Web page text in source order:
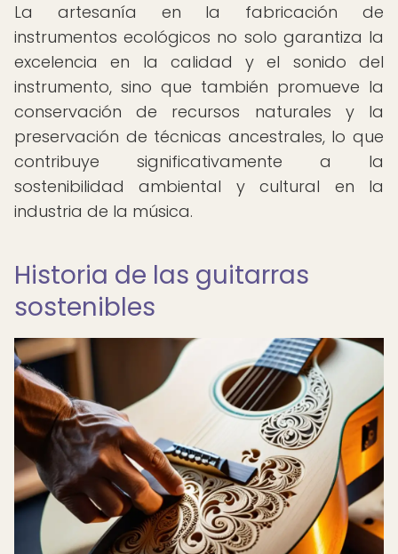
La artesanía en la fabricación de
instrumentos ecológicos no solo garantiza la
excelencia en la calidad y el sonido del
instrumento, sino que también promueve la
conservación de recursos naturales y la
preservación de técnicas ancestrales, lo que
contribuye significativamente a la
sostenibilidad ambiental y cultural en la
industria de la música.
Historia de las guitarras
sostenibles